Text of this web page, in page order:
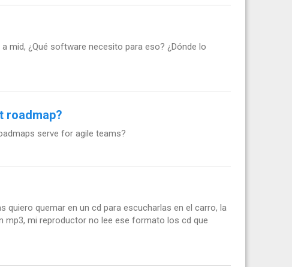
mid, ¿Qué software necesito para eso? ¿Dónde lo
roadmap?
serve for agile teams?
quiero quemar en un cd para escucharlas en el carro, la
mp3, mi reproductor no lee ese formato los cd que